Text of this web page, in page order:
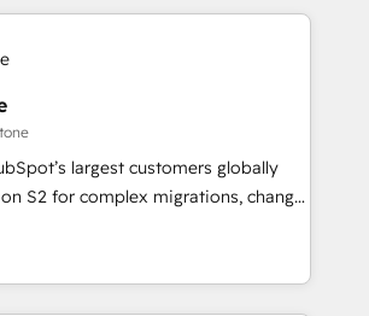
CRM programmes and
every HubSpot Hub. 🧭 From
to AI-powered automation,
into clarity, human at global
agree it is proof of trust built through
largest customers globally
S2 for complex migrations, change
integration, and creative
measurable impact and
As one of the few full-